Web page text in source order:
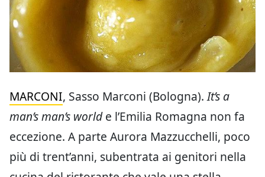
MARCONI, Sasso Marconi (Bologna).It’s a
man’s man’s worlde l’Emilia Romagna non fa
eccezione. A parte Aurora Mazzucchelli, poco
più di trent’anni, subentrata ai genitori nella